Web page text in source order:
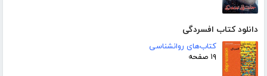
دانلود کتاب افسردگی
کتاب‌های روانشناسی
۱۹ صفحه